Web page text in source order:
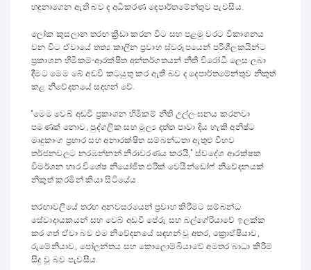
හඳුනාගෙන ඇති බව ද අධිකරණ දෙපාර්තමේන්තුව පැවසීය.
ලෝක කුසලාන තරඟ ක්‍රීඩා කරන විට සහ පළමු වරට විකාශනය
වන විට ඒවායේ තත්‍ය කාලීන ප්‍රවාහ ස්වරූපයෙන් පරිශීලකයින්ට
ප්‍රකාශන හිමිකම්-ආරක්ෂිත අන්තර්ගතයන් නීති විරෝධී ලෙස ලබා
දීමට මෙම බේ අඩවි කටයුතු කර ඇති බව ද දෙපාර්තමේන්තුව නිකුත්
කළ නිවේදනයේ සඳහන් වේ.
“මෙම වෙබ් අඩවි ප්‍රකාශන හිමිකම් නීති උල්ලංඝනය කරනවා
පමණක් නොව, පුද්ගලික සහ මූල්‍ය දත්ත පාවා දිය හැකි අනිෂ්ට
මෘදුකාංග ප්‍රහාර සහ අනාරක්ෂිත සම්බන්ධතා ඇතුළු විභව
තර්ජනවලට නරඹන්නන් නිරාවරණය කරයි,” ස්වදේශ ආරක්ෂක
විමර්ශන භාර විශේෂ නියෝජිත එරික් වෙයින්ඩෝෆ් නිවේදනයක්
නිකුත් කරමින් කියා සිටියේය.
තරඟාවලියේ තරඟ අනවසරයෙන් ප්‍රවාහ කිරීමට සම්බන්ධ
සේවාදායකයන් සහ වෙබ් අඩවි පේරු සහ බල්ගේරියාවේ ඉලක්ක
කර ගත් ඒවා බව එම නිවේදනයේ සඳහන් වූ අතර, ක්‍රොඒෂියාව,
රුමේනියාව, පෝලන්තය සහ කොලොම්බියාවේ අමතර බාධා කිරීම්
සිදු වූ බව පැවසීය.